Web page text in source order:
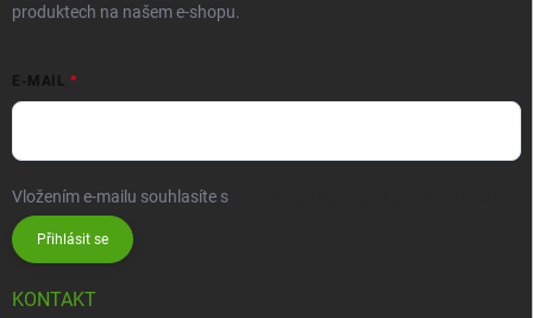
produktech na našem e-shopu.
E-MAIL
Vložením e-mailu souhlasíte s
Přihlásit se
KONTAKT